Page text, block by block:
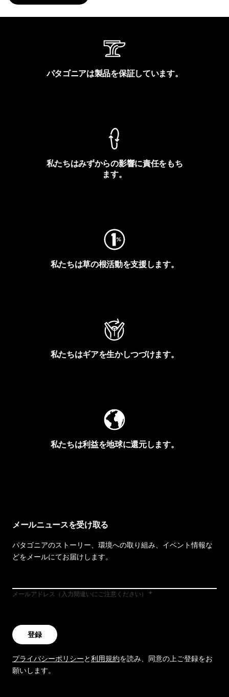
パタゴニアは製品を保証しています。
私たちはみずからの影響に責任をもち
ます。
私たちは草の根活動を支援します。
私たちはギアを生かしつづけます。
私たちは利益を地球に還元します。
メールニュースを受け取る
パタゴニアのストーリー、環境への取り組み、イベント情報な
どをメールにてお届けします。
メールアドレス（入力間違いにご注意ください）
登録
プライバシーポリシーと利用規約を読み、同意の上ご登録をお
願いします。